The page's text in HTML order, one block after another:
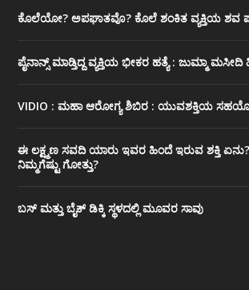
ಕೊಲೆಯೋ? ಅಪಘಾತವೊ? ಕೊಲೆ ಶಂಕಿತ ವ್ಯಕ್ತಿಯ ಶವ
ಪೈನಾನ್ಸ್ ಮಾಡ್ತಿದ್ದ ವ್ಯಕ್ತಿಯ ಭೀಕರ‌ ಹತ್ಯೆ : ಜುಮ್ಮಾ
VIDIO : ಮಹಾ ಆರೋಗ್ಯ ಶಿಬಿರ : ಯುವಶಕ್ತಿಯ
ಈ ಲಕ್ಷ್ಮಣ ಸವದಿ ಯಾರು ಇವರ ಹಿಂದೆ ಇರುವ ಶಕ್ತಿ
ನಿಮ್ಮಗೆಷ್ಟು ಗೋತ್ತು?
ಬಸ್ ಮತ್ತು ಬೈಕ್ ಡಿಕ್ಕಿ ಸ್ಥಳದಲ್ಲಿ ಮೂವರ ಸಾವು